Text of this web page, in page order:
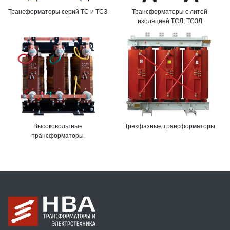
Трансформаторы серий ТС и ТСЗ
Трансформаторы с литой
изоляцией ТСЛ, ТСЗЛ
Высоковольтные
трансформаторы
Трехфазные трансформаторы